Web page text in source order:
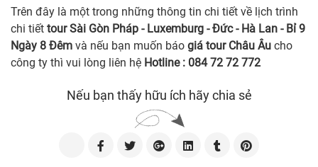
Trên đây là một trong những thông tin chi tiết về lịch trình
chi tiết tour Sài Gòn Pháp - Luxemburg - Đức - Hà Lan - Bỉ 9
Ngày 8 Đêm và nếu bạn muốn báo giá tour Châu Âu cho
công ty thì vui lòng liên hệ Hotline : 084 72 72 772
Nếu bạn thấy hữu ích hãy chia sẻ